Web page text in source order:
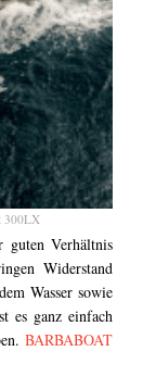
300LX
guten Verhältnis
Widerstand
Wasser sowie
es ganz einfach
BARBABOAT